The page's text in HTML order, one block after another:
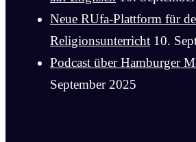
Neue RUfa-Plattform für
Religionsunterricht 10.
Podcast über Hamburger
September 2025